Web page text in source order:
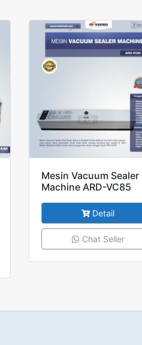
Mesin Vacuum Sealer
Machine ARD-VC85
Detail
Chat Seller